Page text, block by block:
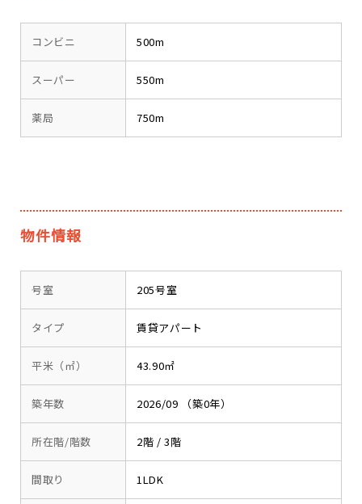
コンビニ 500m
スーパー 550m
薬局 750m
物件情報
号室 205号室
タイプ 賃貸アパート
平米（㎡） 43.90㎡
築年数 2026/09 （築0年）
所在階/階数 2階 / 3階
間取り 1LDK